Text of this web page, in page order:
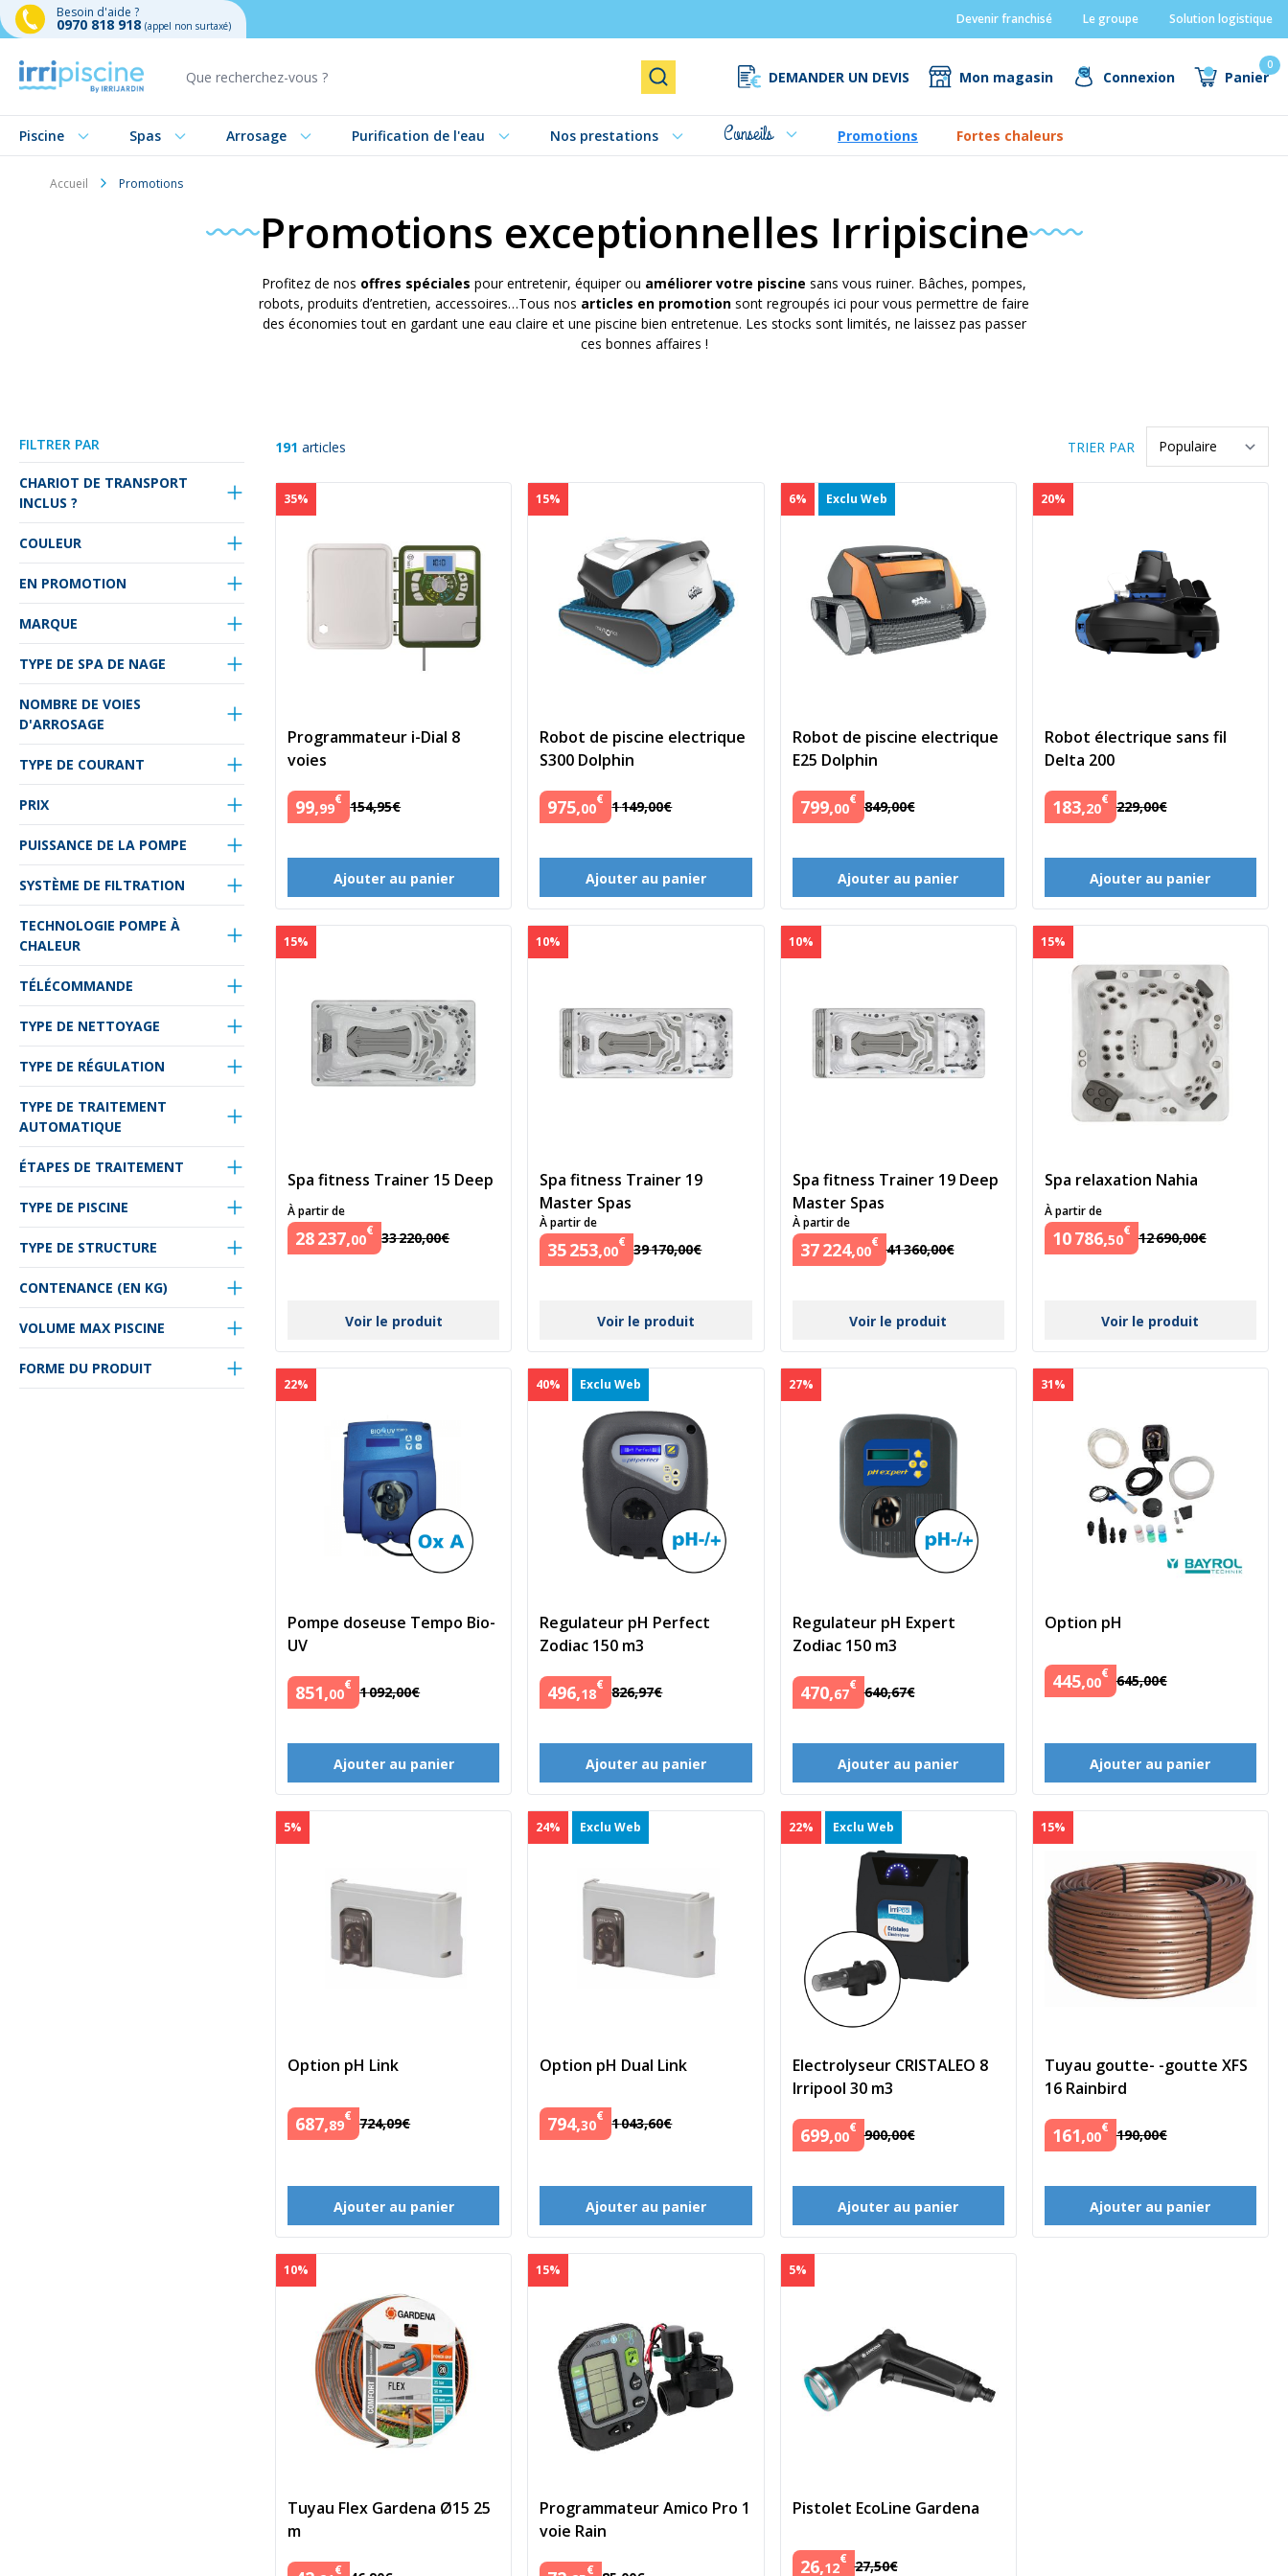
Besoin d'aide ?
0970 818 918 (appel non surtaxé) Devenir franchisé Le groupe Solution logistique
Rechercher DEMANDER UN DEVIS Mon magasin Connexion Panier
0
Piscine Spas Arrosage Purification de l'eau Nos prestations Conseils Promotions Fortes chaleurs
Accueil Promotions
Promotions exceptionnelles Irripiscine
Profitez de nos offres spéciales pour entretenir, équiper ou améliorer votre piscine sans vous ruiner. Bâches, pompes,
robots, produits d’entretien, accessoires…Tous nos articles en promotion sont regroupés ici pour vous permettre de faire
des économies tout en gardant une eau claire et une piscine bien entretenue. Les stocks sont limités, ne laissez pas passer
ces bonnes affaires !
FILTRER PAR
CHARIOT DE TRANSPORT
INCLUS ?
COULEUR
EN PROMOTION
MARQUE
TYPE DE SPA DE NAGE
NOMBRE DE VOIES
D'ARROSAGE
TYPE DE COURANT
PRIX
PUISSANCE DE LA POMPE
SYSTÈME DE FILTRATION
TECHNOLOGIE POMPE À
CHALEUR
TÉLÉCOMMANDE
TYPE DE NETTOYAGE
TYPE DE RÉGULATION
TYPE DE TRAITEMENT
AUTOMATIQUE
ÉTAPES DE TRAITEMENT
TYPE DE PISCINE
TYPE DE STRUCTURE
CONTENANCE (EN KG)
VOLUME MAX PISCINE
FORME DU PRODUIT
TRIER PAR
191 articles
35%
Programmateur i-Dial 8
voies
99,99
€ 154,95€
Ajouter au panier
15%
Robot de piscine electrique
S300 Dolphin
975,00
€ 1149,00€
Ajouter au panier
6% Exclu Web
Robot de piscine electrique
E25 Dolphin
799,00
€ 849,00€
Ajouter au panier
20%
Robot électrique sans fil
Delta 200
183,20
€ 229,00€
Ajouter au panier
15%
Spa fitness Trainer 15 Deep
À partir de
28237,00
€ 33220,00€
Voir le produit
10%
Spa fitness Trainer 19
Master Spas
À partir de
35253,00
€ 39170,00€
Voir le produit
10%
Spa fitness Trainer 19 Deep
Master Spas
À partir de
37224,00
€ 41360,00€
Voir le produit
15%
Spa relaxation Nahia
À partir de
10786,50
€ 12690,00€
Voir le produit
22%
Pompe doseuse Tempo Bio-
UV
851,00
€ 1092,00€
Ajouter au panier
40% Exclu Web
Regulateur pH Perfect
Zodiac 150 m3
496,18
€ 826,97€
Ajouter au panier
27%
Regulateur pH Expert
Zodiac 150 m3
470,67
€ 640,67€
Ajouter au panier
31%
Option pH
445,00
€ 645,00€
Ajouter au panier
5%
Option pH Link
687,89
€ 724,09€
Ajouter au panier
24% Exclu Web
Option pH Dual Link
794,30
€ 1043,60€
Ajouter au panier
22% Exclu Web
Electrolyseur CRISTALEO 8
Irripool 30 m3
699,00
€ 900,00€
Ajouter au panier
15%
Tuyau goutte- -goutte XFS
16 Rainbird
161,00
€ 190,00€
Ajouter au panier
10%
Tuyau Flex Gardena Ø15 25
m
€
15%
Programmateur Amico Pro 1
voie Rain
€
5%
Pistolet EcoLine Gardena
26,12
€ 27,50€